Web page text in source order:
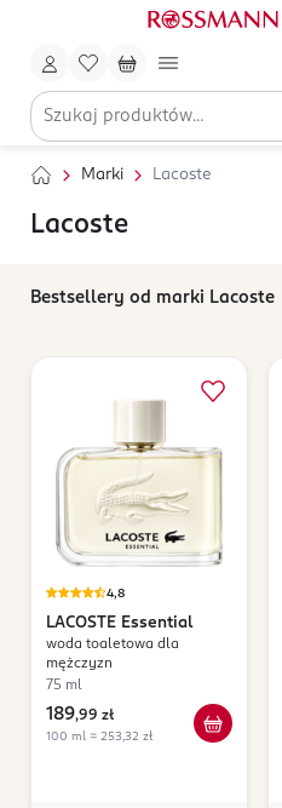
Marki Lacoste
Lacoste
Bestsellery od marki Lacoste
4,8
LACOSTE Essential
woda toaletowa dla
mężczyzn
75 ml
189,99 zł
100 ml = 253,32 zł